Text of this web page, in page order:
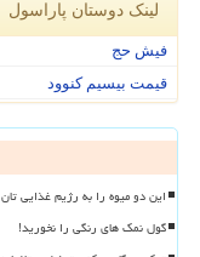
لینک دوستان پاراسول
فیش حج
قیمت بیسیم کنوود
این دو میوه را به رژیم غذایی
گول نمک های رنگی را نخورید!